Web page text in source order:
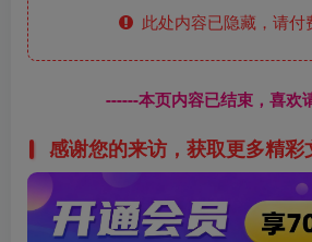
此处内容已隐藏，请付
------本页内容已结束，喜欢
感谢您的来访，获取更多精彩